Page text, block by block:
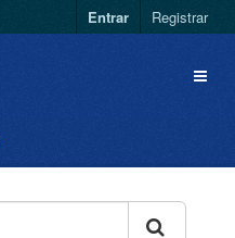
Entrar Registrar